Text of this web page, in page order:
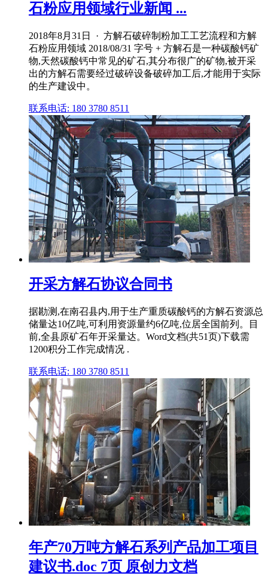
石粉应用领域行业新闻 ...
2018年8月31日 · 方解石破碎制粉加工工艺流程和方解
石粉应用领域 2018/08/31 字号 + 方解石是一种碳酸钙矿
物,天然碳酸钙中常见的矿石,其分布很广的矿物,被开采
出的方解石需要经过破碎设备破碎加工后,才能用于实际
的生产建设中。
联系电话: 180 3780 8511
开采方解石协议合同书
据勘测,在南召县内,用于生产重质碳酸钙的方解石资源总
储量达10亿吨,可利用资源量约6亿吨,位居全国前列。目
前,全县原矿石年开采量达。Word文档(共51页)下载需
1200积分工作完成情况 .
联系电话: 180 3780 8511
年产70万吨方解石系列产品加工项目
建议书.doc 7页 原创力文档